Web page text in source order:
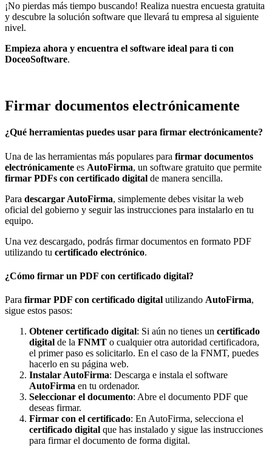
¡No pierdas más tiempo buscando! Realiza nuestra encuesta gratuita
y descubre la solución software que llevará tu empresa al siguiente
nivel.
Empieza ahora y encuentra el software ideal para ti con
DoceoSoftware.
Firmar documentos electrónicamente
¿Qué herramientas puedes usar para firmar electrónicamente?
Una de las herramientas más populares para firmar documentos
electrónicamente es AutoFirma, un software gratuito que permite
firmar PDFs con certificado digital de manera sencilla.
Para descargar AutoFirma, simplemente debes visitar la web
oficial del gobierno y seguir las instrucciones para instalarlo en tu
equipo.
Una vez descargado, podrás firmar documentos en formato PDF
utilizando tu certificado electrónico.
¿Cómo firmar un PDF con certificado digital?
Para firmar PDF con certificado digital utilizando AutoFirma,
sigue estos pasos:
Obtener certificado digital: Si aún no tienes un certificado
digital de la FNMT o cualquier otra autoridad certificadora,
el primer paso es solicitarlo. En el caso de la FNMT, puedes
hacerlo en su página web.
Instalar AutoFirma: Descarga e instala el software
AutoFirma en tu ordenador.
Seleccionar el documento: Abre el documento PDF que
deseas firmar.
Firmar con el certificado: En AutoFirma, selecciona el
certificado digital que has instalado y sigue las instrucciones
para firmar el documento de forma digital.